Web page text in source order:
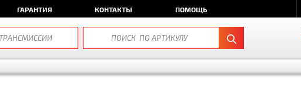
ГАРАНТИЯ КОНТАКТЫ ПОМОЩЬ